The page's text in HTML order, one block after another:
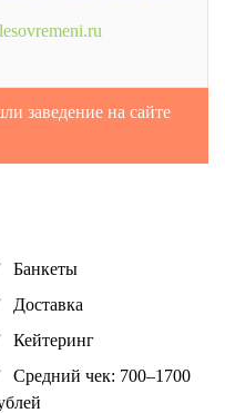
заведение на сайте
Банкеты
Доставка
Кейтеринг
Средний чек: 700–1700